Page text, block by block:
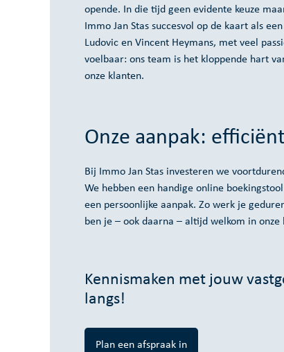
opende. In die tijd geen evidente keuze
Immo Jan Stas succesvol op de kaart als
Ludovic en Vincent Heymans, met veel
voelbaar: ons team is het kloppende hart
onze klanten.
Onze aanpak:
Bij Immo Jan Stas investeren we
We hebben een handige online
een persoonlijke aanpak. Zo werk je
ben je – ook daarna – altijd welkom in
Kennismaken met jouw
langs!
Plan een afspraak in